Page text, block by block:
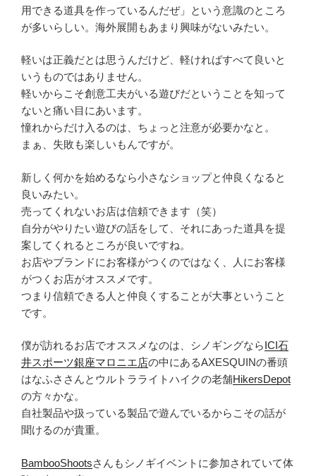
用できる道具を作っているんだぜ」という意識のところ
が多いらしい。海外展開もあまり興味がないみたい。
軽いは正義だとは思うんだけど、軽ければすべて良いと
いうものではありません。
軽いからこそ創意工夫がいる遊びだということを知って
ないと痛い目にあいます。
憧れからだけ入るのは、ちょっと注意が必要かなと。
まぁ、失敗も楽しいもんですが。
新しく何かを始めるなら小さなショップと仲良くなると
良いみたい。
売ってくれないお店は信頼できます（笑）
自分がやりたい遊びの話をして、それにあった道具を提
案してくれるところが良いですね。
お店やブランドにお客様がつくのではなく、人にお客様
がつくお店がオススメです。
つまり信頼できる人と仲良くすることが大事ということ
です。
僕が訪れるお店でオススメなのは、シノギングならICI石
井スポーツ銀座マロニエ店の中にあるAXESQUINの番頭
はなふささんとウルトラライトハイクの老舗HikersDepot
の方々かな。
自社製品や扱っている製品で遊んでいるからこその話が
聞けるのが貴重。
BambooShootsさんもシノギイベントに参加されていて体